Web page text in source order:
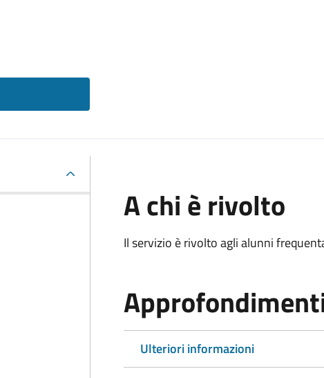
A chi è rivolto
Il servizio è rivolto agli alunni
Ulteriori informazioni